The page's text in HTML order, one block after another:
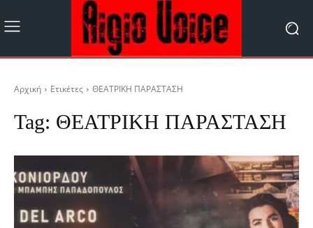
Αρχική Ετικέτες ΘΕΑΤΡΙΚΗ ΠΑΡΑΣΤΑΣΗ
Tag: ΘΕΑΤΡΙΚΗ ΠΑΡΑΣΤΑΣΗ